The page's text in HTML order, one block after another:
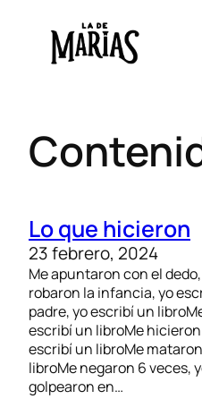
Lo que hicieron
23 febrero, 2024
Me apuntaron con el
robaron la infancia, yo
padre, yo escribí un
escribí un libroMe
escribí un libroMe
libroMe negaron 6 veces,
golpearon en…